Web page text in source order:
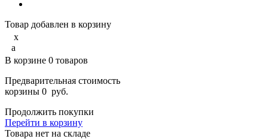
Товар добавлен в корзину
x
a
В корзине 0 товаров
Предварительная стоимость
корзины 0 руб.
Продолжить покупки
Перейти в корзину
Товарa нет на складе